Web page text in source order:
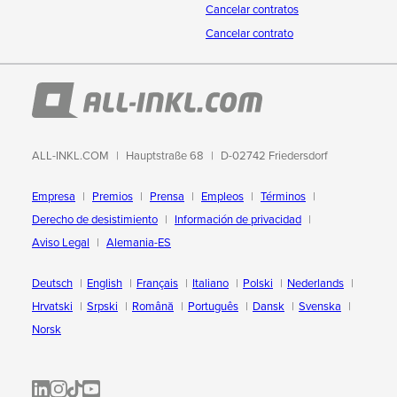
Cancelar contratos
Cancelar contrato
ALL-INKL.COM Hauptstraße 68 D-02742 Friedersdorf
Empresa Premios Prensa Empleos
Términos
Derecho de desistimiento
Información de privacidad
Aviso Legal
Alemania-ES
Deutsch English Français Italiano Polski
Nederlands
Hrvatski
Srpski Română Português Dansk
Svenska
Norsk
ALL-INKL.COM | LinkedIn
ALL-INKL.COM • Instagram photos and videos
ALL-INKL.COM | TikTok
ALLINKL.COM - YouTube